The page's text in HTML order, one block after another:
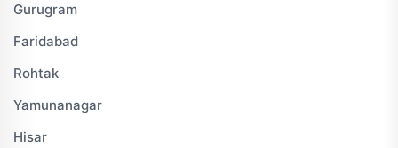
Gurugram
Faridabad
Rohtak
Yamunanagar
Hisar